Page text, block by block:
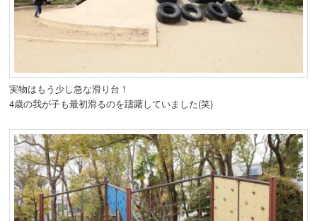
実物はもう少し急な滑り台！
4歳の我が子も最初滑るのを躊躇していました(笑)